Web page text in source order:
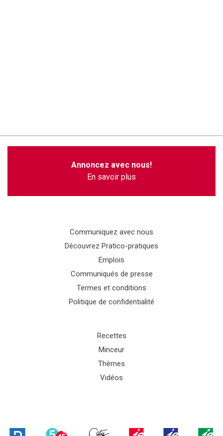
Annoncez avec nous!
En savoir plus
Communiquez avec nous
Découvrez Pratico-pratiques
Emplois
Communiqués de presse
Termes et conditions
Politique de confidentialité
Recettes
Minceur
Thèmes
Vidéos